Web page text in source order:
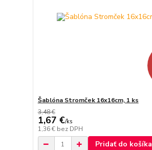
Šablóna Stromček 16x16cm, 1 ks
3,48 €
1,67 €/ks
1,36 € bez DPH
Pridať do košíka